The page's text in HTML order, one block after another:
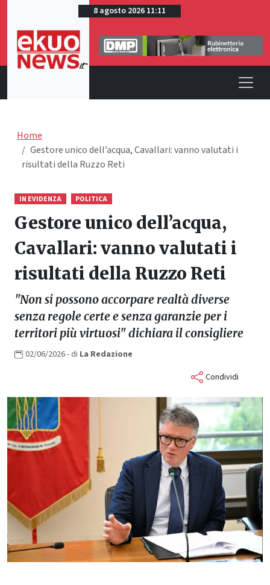
8 agosto 2026 11:11
Home
Gestore unico dell’acqua, Cavallari: vanno valutati i
risultati della Ruzzo Reti
IN EVIDENZA POLITICA
Gestore unico dell’acqua,
Cavallari: vanno valutati i
risultati della Ruzzo Reti
"Non si possono accorpare realtà diverse
senza regole certe e senza garanzie per i
territori più virtuosi" dichiara il consigliere
02/06/2026- di La Redazione
Condividi